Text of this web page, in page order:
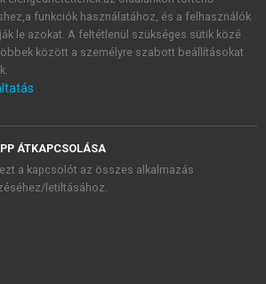
feltételeket, valamint a szotar.netés a
licencszerződéseiben foglaltakat
és elfogadom.
KIPRÓBÁLOM
funkciók használatához, és a felhasználók
le azokat. A feltétlenül szükséges sütik közé
között a személyre szabott beállításokat
ÁTKAPCSOLÁSA
a kapcsolót az összes alkalmazás
letiltásához.